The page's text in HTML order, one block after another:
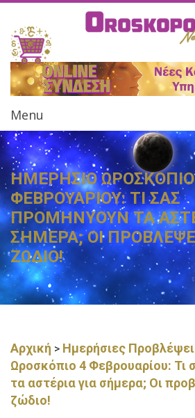
Menu
ΗΜΕΡΗΣΙΟ
ΦΕΒΡΟΥΑΡΙΟΥ: ΤΙ ΣΑΣ
ΠΡΟΜΗΝΥΟΥΝ ΤΑ
ΣΗΜΕΡΑ; ΟΙ
ΖΩΔΙΟ!
Αρχική > Ημερήσιες
Ωροσκόπιο 4 Φεβρουαρίου: Τι
τα αστέρια για σήμερα; Οι
ζώδιο!